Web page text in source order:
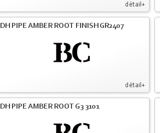
détail+
détail+
DH PIPE AMBER ROOT FINISH GR2407
DH PIPE AMBER ROOT G3 3101